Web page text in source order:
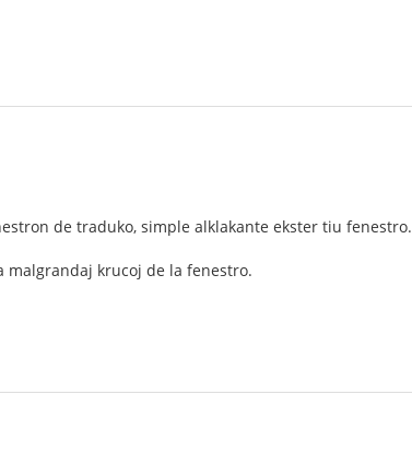
de traduko, simple alklakante ekster tiu fenestro.
malgrandaj krucoj de la fenestro.